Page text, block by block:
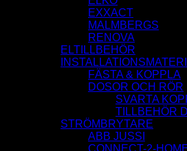
EXXACT
MALMBERGS
RENOVA
ELTILLBEHÖR
FÄSTA & KOPPLA
DOSOR OCH RÖR
SVARTA
TILLBEHÖR
STRÖMBRYTARE
ABB JUSSI
CONNECT-2-